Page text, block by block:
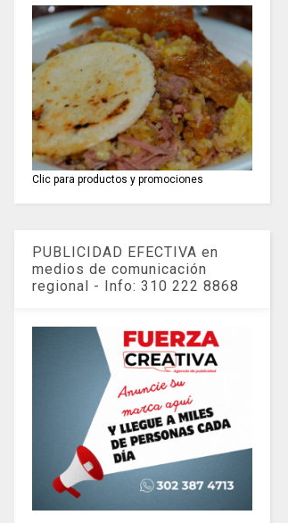
Clic para productos y promociones
PUBLICIDAD EFECTIVA en
medios de comunicación
regional - Info: 310 222 8868